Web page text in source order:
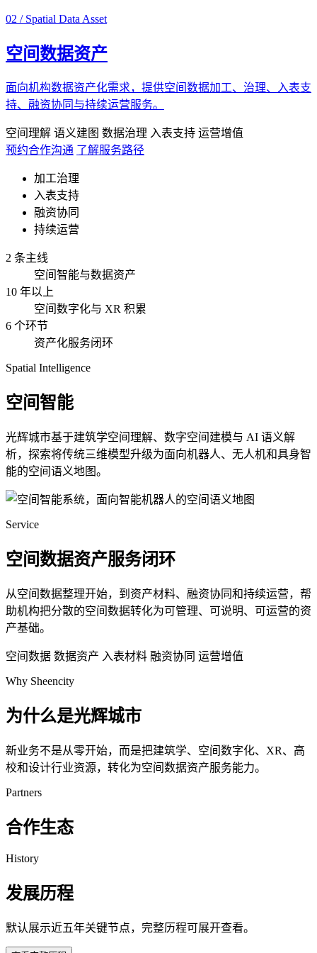
02 / Spatial Data Asset
空间数据资产
面向机构数据资产化需求，提供空间数据加工、治理、入表支
持、融资协同与持续运营服务。
空间理解 语义建图 数据治理 入表支持 运营增值
预约合作沟通 了解服务路径
加工治理
入表支持
融资协同
持续运营
2 条主线
空间智能与数据资产
10 年以上
空间数字化与 XR 积累
6 个环节
资产化服务闭环
Spatial Intelligence
空间智能
光辉城市基于建筑学空间理解、数字空间建模与 AI 语义解
析，探索将传统三维模型升级为面向机器人、无人机和具身智
能的空间语义地图。
Service
空间数据资产服务闭环
从空间数据整理开始，到资产材料、融资协同和持续运营，帮
助机构把分散的空间数据转化为可管理、可说明、可运营的资
产基础。
空间数据 数据资产 入表材料 融资协同 运营增值
Why Sheencity
为什么是光辉城市
新业务不是从零开始，而是把建筑学、空间数字化、XR、高
校和设计行业资源，转化为空间数据资产服务能力。
Partners
合作生态
History
发展历程
默认展示近五年关键节点，完整历程可展开查看。